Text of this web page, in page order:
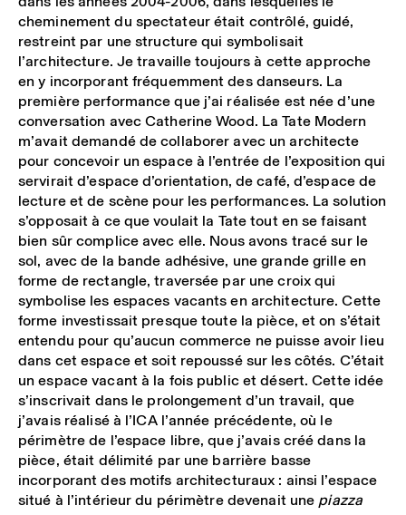
cheminement du spectateur était contrôlé, guidé,
restreint par une structure qui symbolisait
l’architecture. Je travaille toujours à cette approche
en y incorporant fréquemment des danseurs. La
première performance que j’ai réalisée est née d’une
conversation avec Catherine Wood. La Tate Modern
m’avait demandé de collaborer avec un architecte
pour concevoir un espace à l’entrée de l’exposition qui
servirait d’espace d’orientation, de café, d’espace de
lecture et de scène pour les performances. La solution
s’opposait à ce que voulait la Tate tout en se faisant
bien sûr complice avec elle. Nous avons tracé sur le
sol, avec de la bande adhésive, une grande grille en
forme de rectangle, traversée par une croix qui
symbolise les espaces vacants en architecture. Cette
forme investissait presque toute la pièce, et on s’était
entendu pour qu’aucun commerce ne puisse avoir lieu
dans cet espace et soit repoussé sur les côtés. C’était
un espace vacant à la fois public et désert. Cette idée
s’inscrivait dans le prolongement d’un travail, que
j’avais réalisé à l’ICA l’année précédente, où le
périmètre de l’espace libre, que j’avais créé dans la
pièce, était délimité par une barrière basse
incorporant des motifs architecturaux : ainsi l’espace
situé à l’intérieur du périmètre devenait une piazza